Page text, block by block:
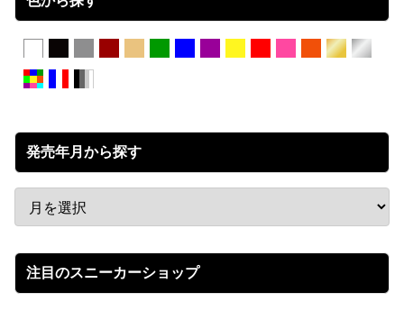
発売年月から探す
注目のスニーカーショップ